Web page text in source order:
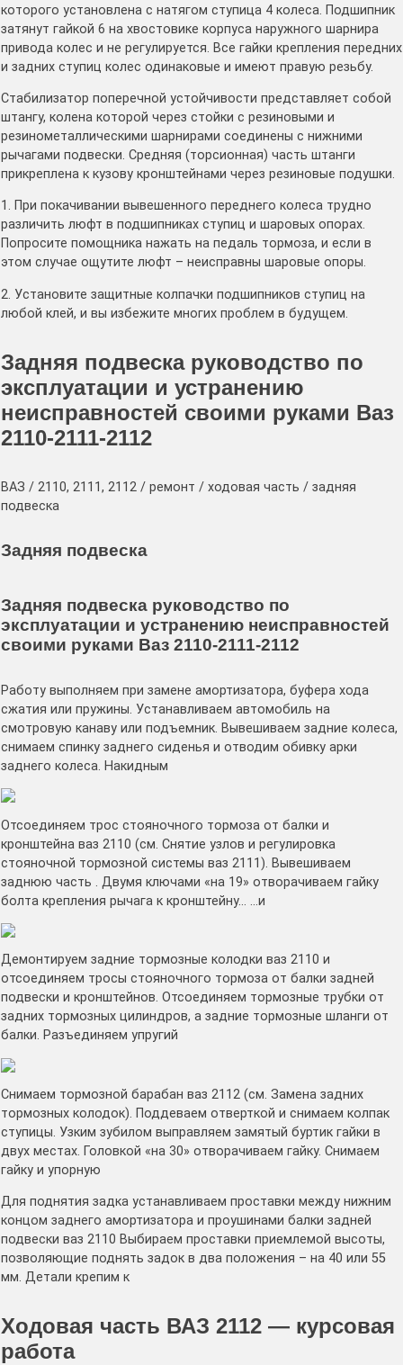
которого установлена с натягом ступица 4 колеса. Подшипник
затянут гайкой 6 на хвостовике корпуса наружного шарнира
привода колес и не регулируется. Все гайки крепления передних
и задних ступиц колес одинаковые и имеют правую резьбу.
Стабилизатор поперечной устойчивости представляет собой
штангу, колена которой через стойки с резиновыми и
резинометаллическими шарнирами соединены с нижними
рычагами подвески. Средняя (торсионная) часть штанги
прикреплена к кузову кронштейнами через резиновые подушки.
1. При покачивании вывешенного переднего колеса трудно
различить люфт в подшипниках ступиц и шаровых опорах.
Попросите помощника нажать на педаль тормоза, и если в
этом случае ощутите люфт – неисправны шаровые опоры.
2. Установите защитные колпачки подшипников ступиц на
любой клей, и вы избежите многих проблем в будущем.
Задняя подвеска руководство по
эксплуатации и устранению
неисправностей своими руками Ваз
2110-2111-2112
ВАЗ / 2110, 2111, 2112 / ремонт / ходовая часть / задняя
подвеска
Задняя подвеска
Задняя подвеска руководство по
эксплуатации и устранению неисправностей
своими руками Ваз 2110-2111-2112
Работу выполняем при замене амортизатора, буфера хода
сжатия или пружины. Устанавливаем автомобиль на
смотровую канаву или подъемник. Вывешиваем задние колеса,
снимаем спинку заднего сиденья и отводим обивку арки
заднего колеса. Накидным
Отсоединяем трос стояночного тормоза от балки и
кронштейна ваз 2110 (см. Снятие узлов и регулировка
стояночной тормозной системы ваз 2111). Вывешиваем
заднюю часть . Двумя ключами «на 19» отворачиваем гайку
болта крепления рычага к кронштейну… …и
Демонтируем задние тормозные колодки ваз 2110 и
отсоединяем тросы стояночного тормоза от балки задней
подвески и кронштейнов. Отсоединяем тормозные трубки от
задних тормозных цилиндров, а задние тормозные шланги от
балки. Разъединяем упругий
Снимаем тормозной барабан ваз 2112 (см. Замена задних
тормозных колодок). Поддеваем отверткой и снимаем колпак
ступицы. Узким зубилом выправляем замятый буртик гайки в
двух местах. Головкой «на 30» отворачиваем гайку. Снимаем
гайку и упорную
Для поднятия задка устанавливаем проставки между нижним
концом заднего амортизатора и проушинами балки задней
подвески ваз 2110 Выбираем проставки приемлемой высоты,
позволяющие поднять задок в два положения – на 40 или 55
мм. Детали крепим к
Ходовая часть ВАЗ 2112 — курсовая
работа